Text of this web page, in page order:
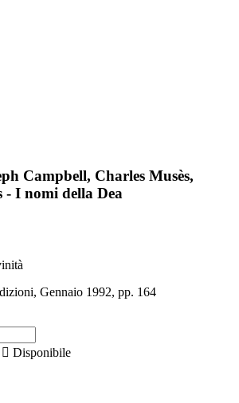
Campbell, Charles Musès,
I nomi della Dea
Gennaio 1992, pp. 164
 Disponibile